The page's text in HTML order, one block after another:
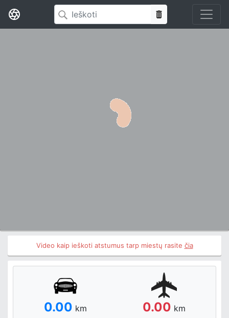
Video kaip ieškoti atstumus tarp miestų rasite čia
0.00 km 0.00 km